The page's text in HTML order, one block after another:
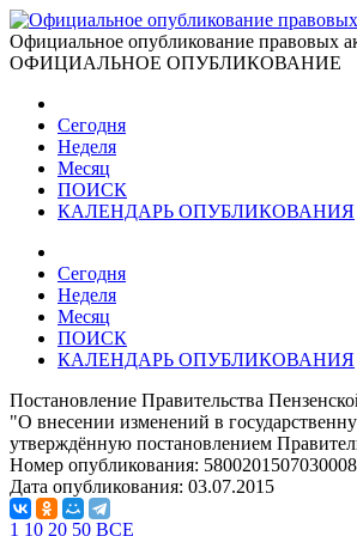
Официальное опубликование правовых
ОФИЦИАЛЬНОЕ ОПУБЛИКОВАНИЕ
Сегодня
Неделя
Месяц
ПОИСК
КАЛЕНДАРЬ ОПУБЛИКОВАНИЯ
Сегодня
Неделя
Месяц
ПОИСК
КАЛЕНДАРЬ ОПУБЛИКОВАНИЯ
Постановление Правительства
"О внесении изменений в
утверждённую постановлением
Номер опубликования: 5800201507030008
Дата опубликования: 03.07.2015
1 10 20 50 ВСЕ